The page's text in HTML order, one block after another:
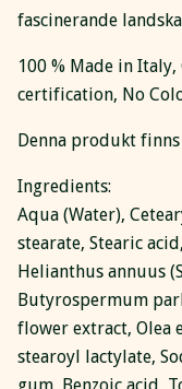
fascinerande
100 % Made in Italy,
certification, No
Denna produkt
Ingredients:
Aqua (Water),
stearate, Stearic
Helianthus annuus
Butyrospermum
flower extract, Olea
stearoyl lactylate,